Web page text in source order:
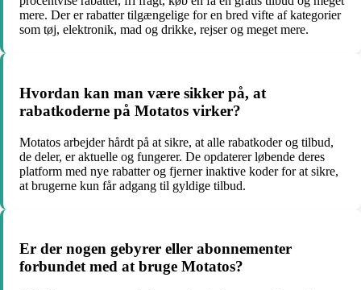
mere. Der er rabatter tilgængelige for en bred vifte af kategorier
som tøj, elektronik, mad og drikke, rejser og meget mere.
Hvordan kan man være sikker på, at
rabatkoderne på Motatos virker?
Motatos arbejder hårdt på at sikre, at alle rabatkoder og tilbud,
de deler, er aktuelle og fungerer. De opdaterer løbende deres
platform med nye rabatter og fjerner inaktive koder for at sikre,
at brugerne kun får adgang til gyldige tilbud.
Er der nogen gebyrer eller abonnementer
forbundet med at bruge Motatos?